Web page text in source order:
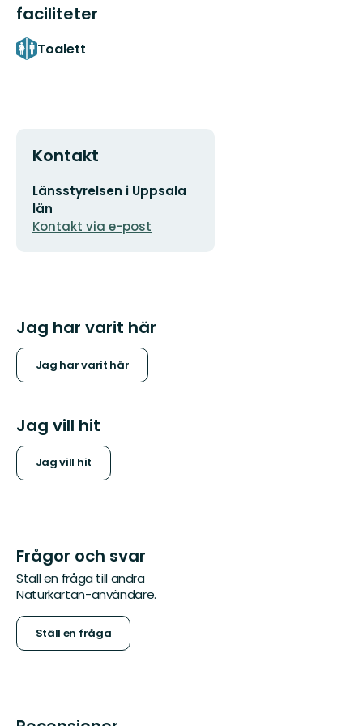
faciliteter
Toalett
Kontakt
E-
postadress
Länsstyrelsen i Uppsala
län
Kontakt via e-post
Jag har varit här
Jag har varit här
Jag vill hit
Jag vill hit
Frågor och svar
Ställ en fråga till andra
Naturkartan-användare.
Ställ en fråga